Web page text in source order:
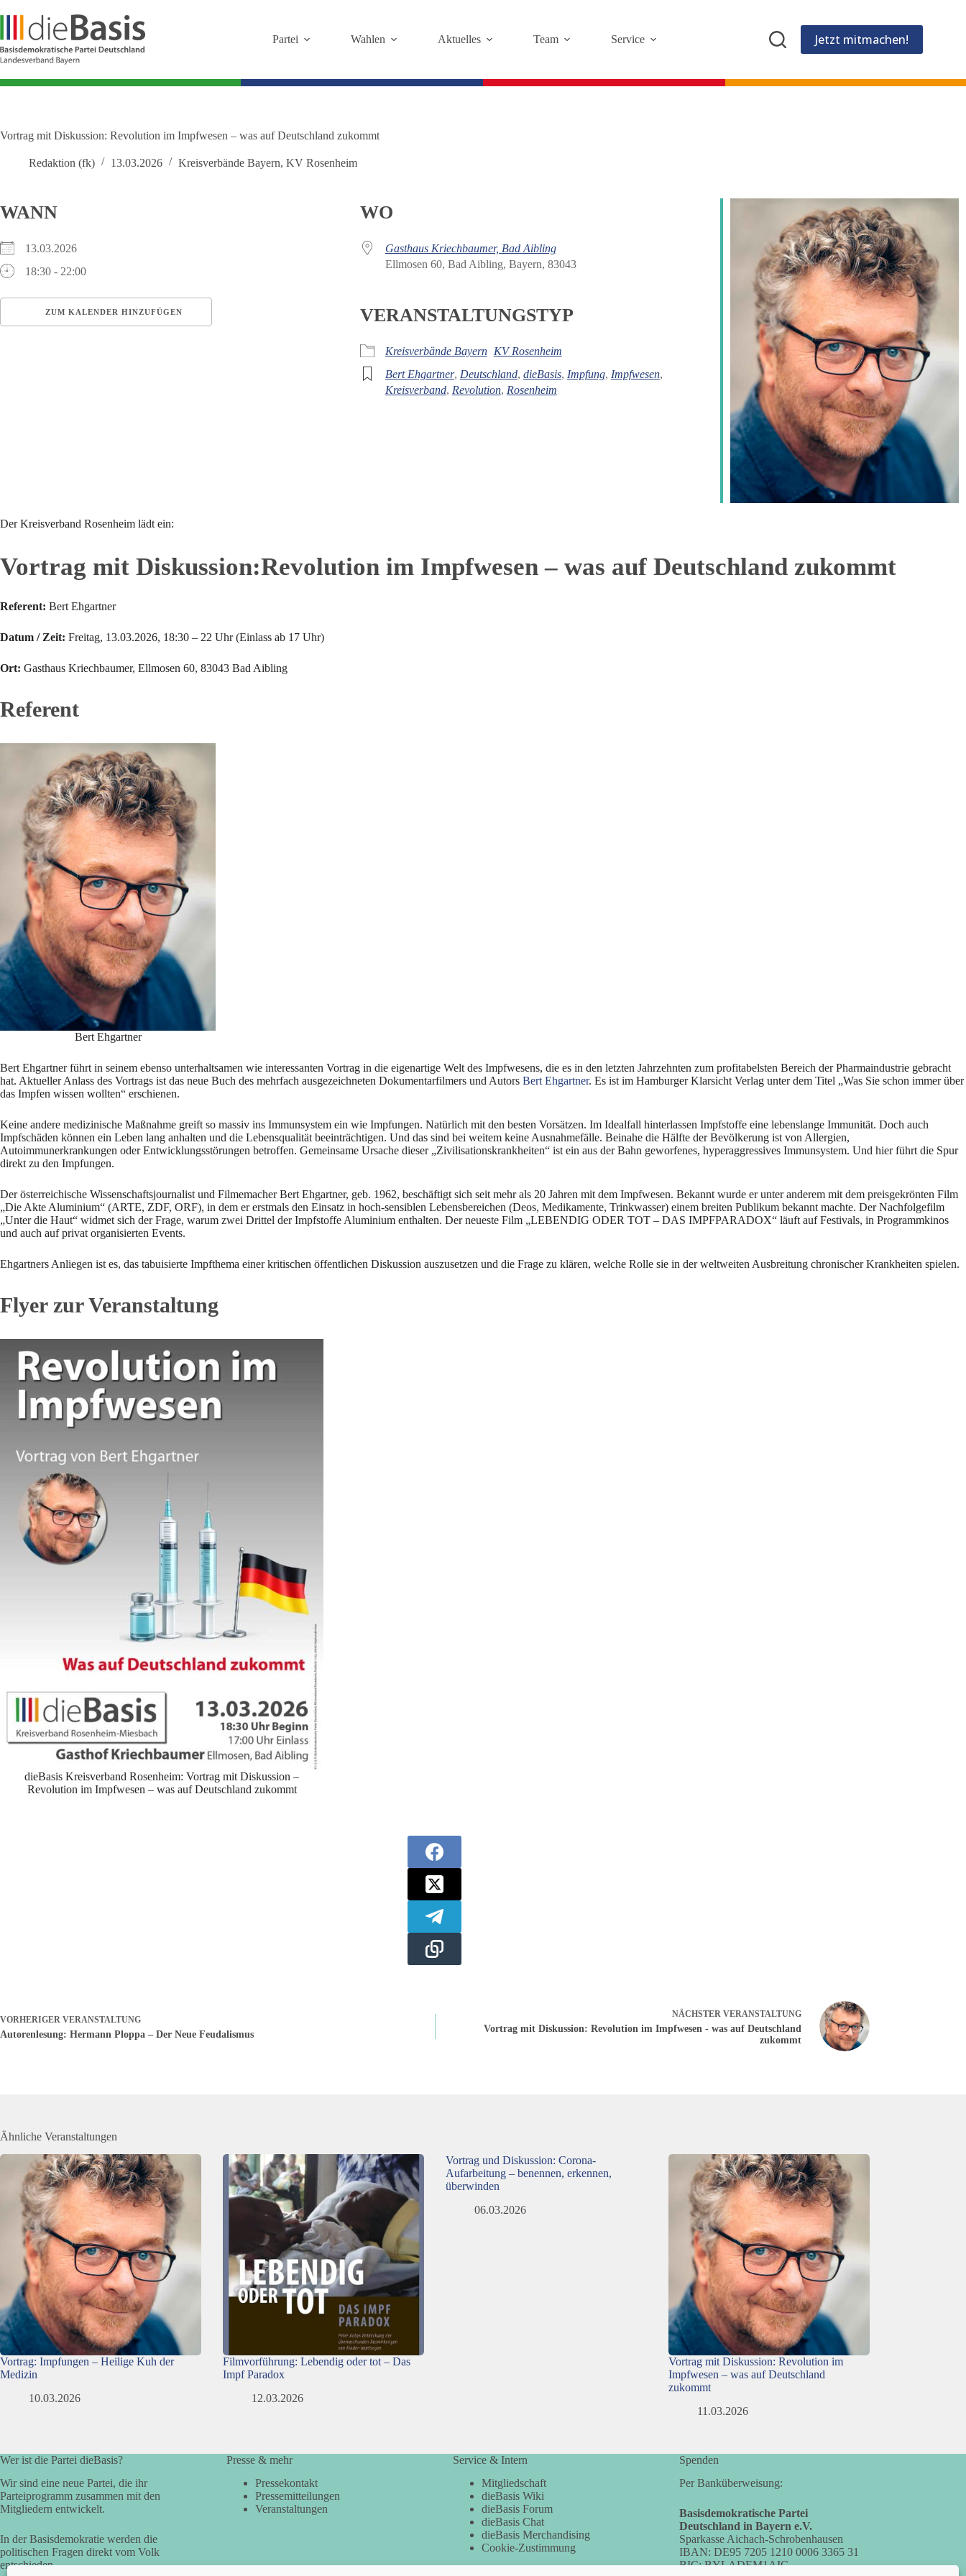
Inhalt
springen
Partei Wahlen Aktuelles Team Service Jetzt mitmachen!
Vortrag mit Diskussion: Revolution im Impfwesen – was auf Deutschland zukommt
Redaktion (fk) 13.03.2026 Kreisverbände Bayern, KV Rosenheim
WANN
13.03.2026
18:30 - 22:00
ZUM KALENDER HINZUFÜGEN
Outlook Live
WO
Gasthaus Kriechbaumer, Bad Aibling
Ellmosen 60, Bad Aibling, Bayern, 83043
VERANSTALTUNGSTYP
Kreisverbände Bayern
KV Rosenheim
Bert Ehgartner, Deutschland, dieBasis, Impfung, Impfwesen,
Kreisverband, Revolution, Rosenheim
Der Kreisverband Rosenheim lädt ein:
Vortrag mit Diskussion:Revolution im Impfwesen – was auf Deutschland zukommt
Referent: Bert Ehgartner
Datum / Zeit: Freitag, 13.03.2026, 18:30 – 22 Uhr (Einlass ab 17 Uhr)
Ort: Gasthaus Kriechbaumer, Ellmosen 60, 83043 Bad Aibling
Referent
Bert Ehgartner
Bert Ehgartner führt in seinem ebenso unterhaltsamen wie interessanten Vortrag in die eigenartige Welt des Impfwesens, die es in den letzten Jahrzehnten zum profitabelsten Bereich der Pharmaindustrie gebracht
hat. Aktueller Anlass des Vortrags ist das neue Buch des mehrfach ausgezeichneten Dokumentarfilmers und Autors Bert Ehgartner. Es ist im Hamburger Klarsicht Verlag unter dem Titel „Was Sie schon immer über
das Impfen wissen wollten“ erschienen.
Keine andere medizinische Maßnahme greift so massiv ins Immunsystem ein wie Impfungen. Natürlich mit den besten Vorsätzen. Im Idealfall hinterlassen Impfstoffe eine lebenslange Immunität. Doch auch
Impfschäden können ein Leben lang anhalten und die Lebensqualität beeinträchtigen. Und das sind bei weitem keine Ausnahmefälle. Beinahe die Hälfte der Bevölkerung ist von Allergien,
Autoimmunerkrankungen oder Entwicklungsstörungen betroffen. Gemeinsame Ursache dieser „Zivilisationskrankheiten“ ist ein aus der Bahn geworfenes, hyperaggressives Immunsystem. Und hier führt die Spur
direkt zu den Impfungen.
Der österreichische Wissenschaftsjournalist und Filmemacher Bert Ehgartner, geb. 1962, beschäftigt sich seit mehr als 20 Jahren mit dem Impfwesen. Bekannt wurde er unter anderem mit dem preisgekrönten Film
„Die Akte Aluminium“ (ARTE, ZDF, ORF), in dem er erstmals den Einsatz in hoch-sensiblen Lebensbereichen (Deos, Medikamente, Trinkwasser) einem breiten Publikum bekannt machte. Der Nachfolgefilm
„Unter die Haut“ widmet sich der Frage, warum zwei Drittel der Impfstoffe Aluminium enthalten. Der neueste Film „LEBENDIG ODER TOT – DAS IMPFPARADOX“ läuft auf Festivals, in Programmkinos
und auch auf privat organisierten Events.
Ehgartners Anliegen ist es, das tabuisierte Impfthema einer kritischen öffentlichen Diskussion auszusetzen und die Frage zu klären, welche Rolle sie in der weltweiten Ausbreitung chronischer Krankheiten spielen.
Flyer zur Veranstaltung
dieBasis Kreisverband Rosenheim: Vortrag mit Diskussion –
Revolution im Impfwesen – was auf Deutschland zukommt
VORHERIGER VERANSTALTUNG
Autorenlesung: Hermann Ploppa – Der Neue Feudalismus
NÄCHSTER VERANSTALTUNG
Vortrag mit Diskussion: Revolution im Impfwesen - was auf Deutschland
zukommt
Ähnliche Veranstaltungen
Vortrag: Impfungen – Heilige Kuh der
Medizin
10.03.2026
Filmvorführung: Lebendig oder tot – Das
Impf Paradox
12.03.2026
Vortrag und Diskussion: Corona-
Aufarbeitung – benennen, erkennen,
überwinden
06.03.2026
Vortrag mit Diskussion: Revolution im
Impfwesen – was auf Deutschland
zukommt
11.03.2026
Wer ist die Partei dieBasis?
Wir sind eine neue Partei, die ihr
Parteiprogramm zusammen mit den
Mitgliedern entwickelt.
In der Basisdemokratie werden die
politischen Fragen direkt vom Volk
entschieden.
Presse & mehr
Pressekontakt
Pressemitteilungen
Veranstaltungen
Service & Intern
Mitgliedschaft
dieBasis Wiki
dieBasis Forum
dieBasis Chat
dieBasis Merchandising
Cookie-Zustimmung
Spenden
Per Banküberweisung:
Basisdemokratische Partei
Deutschland in Bayern e.V.
Sparkasse Aichach-Schrobenhausen
IBAN: DE95 7205 1210 0006 3365 31
BIC: BYLADEM1AIC